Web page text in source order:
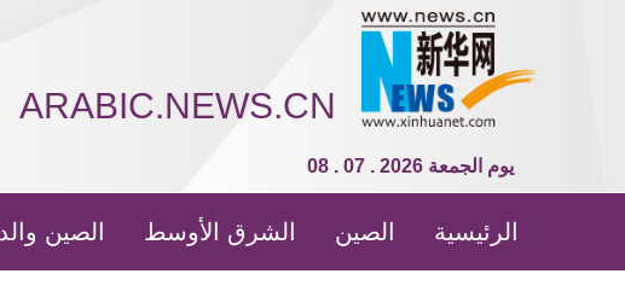
ARABIC.NEWS.CN
08 . 07 . 2026 يوم الجمعة
الرئيسية الصين الشرق الأوسط الصين